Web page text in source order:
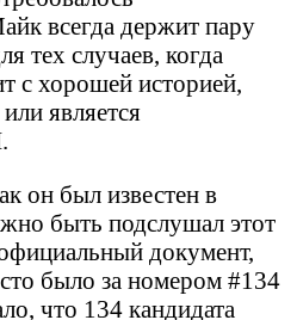
всегда держит пару
тех случаев, когда
с хорошей историей,
является
он был известен в
быть подслушал этот
документ,
было за номером #134
что 134 кандидата